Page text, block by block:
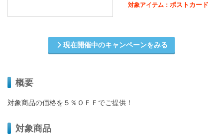
対象アイテム： ポストカード
現在開催中のキャンペーンをみる
概要
対象商品の価格を５％ＯＦＦでご提供！
対象商品